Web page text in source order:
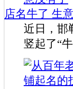
店名牛了 生
近日，邯
竖起了“